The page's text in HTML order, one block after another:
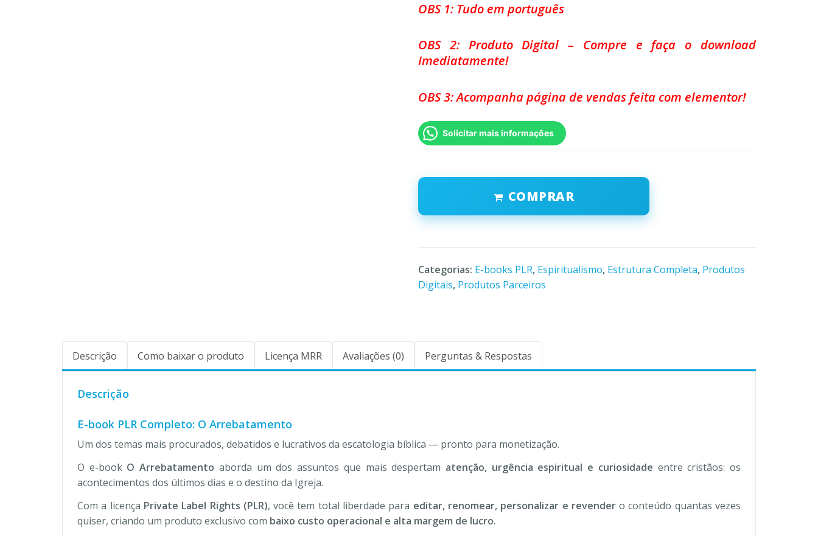
OBS 1: Tudo em português
OBS 2: Produto Digital – Compre e faça o download
Imediatamente!
OBS 3: Acompanha página de vendas feita com elementor!
Solicitar mais informações
COMPRAR
Categorias: E-books PLR, Espiritualismo, Estrutura Completa, Produtos
Digitais, Produtos Parceiros
Descrição Como baixar o produto Licença MRR Avaliações (0) Perguntas & Respostas
Descrição
E-book PLR Completo: O Arrebatamento
Um dos temas mais procurados, debatidos e lucrativos da escatologia bíblica — pronto para monetização.
O e-book O Arrebatamento aborda um dos assuntos que mais despertam atenção, urgência espiritual e curiosidade entre cristãos: os
acontecimentos dos últimos dias e o destino da Igreja.
Com a licença Private Label Rights (PLR), você tem total liberdade para editar, renomear, personalizar e revendero conteúdo quantas vezes
quiser, criando um produto exclusivo com baixo custo operacional e alta margem de lucro.